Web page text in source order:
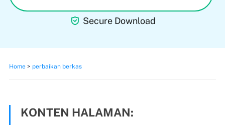
 Secure Download
Home> perbaikan berkas
KONTEN HALAMAN: